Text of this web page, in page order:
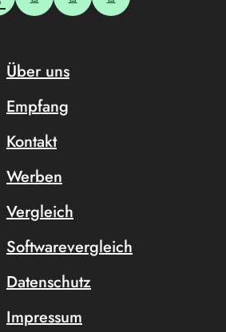
Über uns
Empfang
Kontakt
Werben
Vergleich
Softwarevergleich
Datenschutz
Impressum